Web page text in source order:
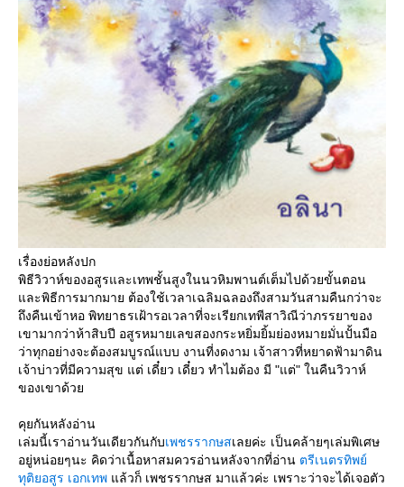
เรื่องย่อหลังปก
พิธีวิวาห์ของอสูรและเทพชั้นสูงในนวหิมพานต์เต็มไปด้วยขั้นตอน
ละพิธีการมากมาย ต้องใช้เวลาเฉลิมฉลองถึงสามวันสามคืนกว่าจะ
ถึงคืนเข้าหอ พิทยาธรเฝ้ารอเวลาที่จะเรียกเทพีสาวิณีว่าภรรยาของ
เขามากว่าห้าสิบปี อสูรหมายเลขสองกระหยิ่มยิ้มย่องหมายมั่นปั้นมือ
ว่าทุกอย่างจะต้องสมบูรณ์แบบ งานที่งดงาม เจ้าสาวที่หยาดฟ้ามาดิน
เจ้าบ่าวที่มีความสุข แต่ เดี๋ยว เดี๋ยว ทำไมต้อง มี "แต่" ในคืนวิวาห์
ของเขาด้ว
คุยกันหลังอ่าน
เล่มนี้เราอ่านวันเดียวกันกับเพชรรากษสเลยค่ะ เป็นคล้ายๆเล่มพิเศษ
อยู่หน่อยๆนะ คิดว่าเนื้อหาสมควรอ่านหลังจากที่อ่าน ตรีเนตรทิพย์
ทุติยอสูร เอกเทพ ล้วก็ เพชรรากษส มาแล้วค่ะ เพราะว่าจะได้เจอตัว